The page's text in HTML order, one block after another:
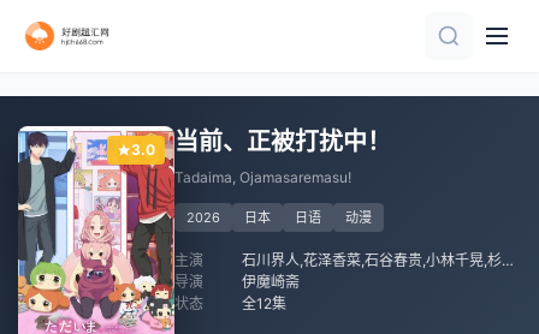
3.0 当前、正被打扰中！
Tadaima, Ojamasaremasu!
2026 日本 日语 动漫
主演
石川界人,花泽香菜,石谷春贵,小林千晃,杉山里穗,富田美忧,诸星堇
导演
伊魔崎斋
状态
全12集
第12集完结
HD中字
一口气看完
TC中字
已完结
正片
第29集
更新至10集
更新至09集
第109集完结